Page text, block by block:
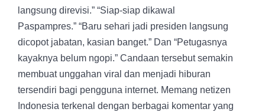
langsung direvisi.” “Siap-siap dikawal
Paspampres.” “Baru sehari jadi presiden langsung
dicopot jabatan, kasian banget.” Dan “Petugasnya
kayaknya belum ngopi.” Candaan tersebut semakin
membuat unggahan viral dan menjadi hiburan
tersendiri bagi pengguna internet. Memang netizen
Indonesia terkenal dengan berbagai komentar yang